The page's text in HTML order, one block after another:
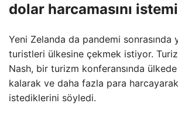
dolar harcamasını
Yeni Zelanda da pandemi sonrasında
turistleri ülkesine çekmek istiyor.
Nash, bir turizm konferansında
kalarak ve daha fazla para
istediklerini söyledi.